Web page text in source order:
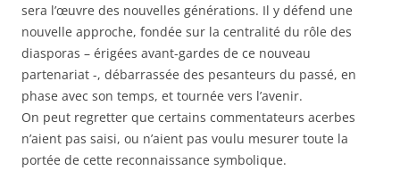
sera l’œuvre des nouvelles générations. Il y défend une
nouvelle approche, fondée sur la centralité du rôle des
diasporas – érigées avant-gardes de ce nouveau
partenariat -, débarrassée des pesanteurs du passé, en
phase avec son temps, et tournée vers l’avenir.
On peut regretter que certains commentateurs acerbes
n’aient pas saisi, ou n’aient pas voulu mesurer toute la
portée de cette reconnaissance symbolique.